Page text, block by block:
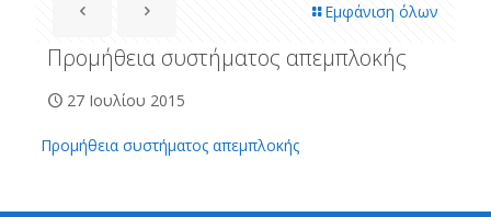
Εμφάνιση όλων
Προμήθεια συστήματος απεμπλοκής
27 Ιουλίου 2015
Προμήθεια συστήματος απεμπλοκής